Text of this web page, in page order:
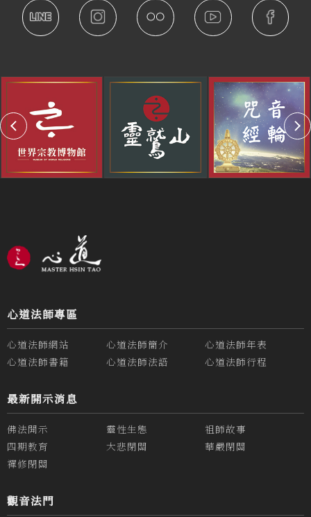
心道法師專區
心道法師網站 心道法師簡介
心道法師年表
心道法師書籍
心道法師法語 心道法師行程
最新開示消息
佛法開示 靈性生態
祖師故事
四期教育
大悲閉關
華嚴閉關
禪修閉關
觀音法門